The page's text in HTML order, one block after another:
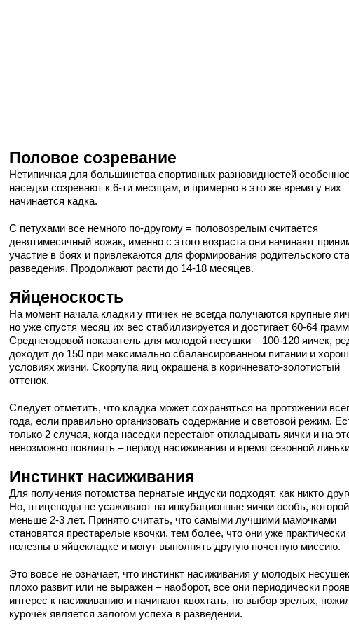
Половое созревание
Нетипичная для большинства спортивных разновидностей
наседки созревают к 6-ти месяцам, и примерно в это же время у них
начинается кадка.
С петухами все немного по-другому = половозрелым считается
девятимесячный вожак, именно с этого возраста они начинают
участие в боях и привлекаются для формирования родительского
разведения. Продолжают расти до 14-18 месяцев.
Яйценоскость
На момент начала кладки у птичек не всегда получаются крупные
но уже спустя месяц их вес стабилизируется и достигает 60-64
Среднегодовой показатель для молодой несушки – 100-120 яичек,
доходит до 150 при максимально сбалансированном питании и
условиях жизни. Скорлупа яиц окрашена в коричневато-золотистый
оттенок.
Следует отметить, что кладка может сохраняться на протяжении
года, если правильно организовать содержание и световой режим.
только 2 случая, когда наседки перестают откладывать яички и на
невозможно повлиять – период насиживания и время сезонной
Инстинкт насиживания
Для получения потомства пернатые индуски подходят, как никто
Но, птицеводы не усаживают на инкубационные яички особь, которой
меньше 2-3 лет. Принято считать, что самыми лучшими мамочками
становятся престарелые квочки, тем более, что они уже практически
полезны в яйцекладке и могут выполнять другую почетную миссию.
Это вовсе не означает, что инстинкт насиживания у молодых несушек
плохо развит или не выражен – наоборот, все они периодически
интерес к насиживанию и начинают квохтать, но выбор зрелых,
курочек является залогом успеха в разведении.